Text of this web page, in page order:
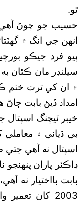
ٿو.
حسيب جو چوڻ آهي
انهن جي انگ ۾
ٻيو فرد جيڪو
سيلنڊر مان ڪٿان
۾ ان کي ترت ختم
امداد ڏيڻ بابت
خيبر ٽيچنگ
بي ڌياني ۽
اسپتال نه آهي
ڊاڪٽر پاران
بابت بااختيار نه
2003 کان